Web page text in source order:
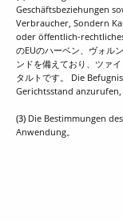
Geschäftsbeziehungen
Verbraucher, Sondern
oder öffentlich-
のEUのハーベン、ヴォル
ンドを備えており、ツァ
タルトです。 Die
Gerichtsstand
(3) Die Bestimmungen
Anwendung。